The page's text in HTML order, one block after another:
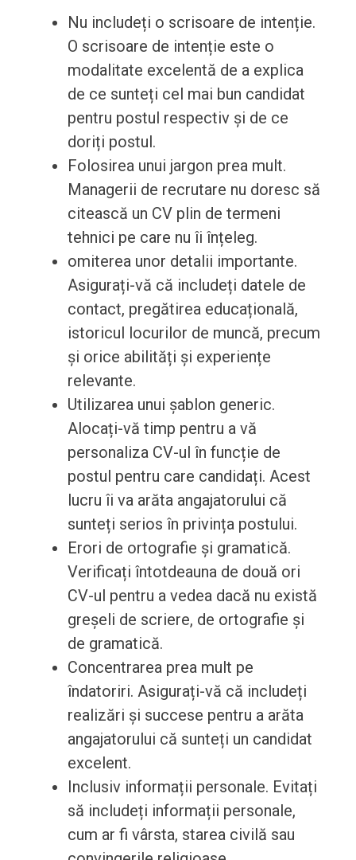
Nu includeți o scrisoare de intenție.
O scrisoare de intenție este o
modalitate excelentă de a explica
de ce sunteți cel mai bun candidat
pentru postul respectiv și de ce
doriți postul.
Folosirea unui jargon prea mult.
Managerii de recrutare nu doresc să
citească un CV plin de termeni
tehnici pe care nu îi înțeleg.
omiterea unor detalii importante.
Asigurați-vă că includeți datele de
contact, pregătirea educațională,
istoricul locurilor de muncă, precum
și orice abilități și experiențe
relevante.
Utilizarea unui șablon generic.
Alocați-vă timp pentru a vă
personaliza CV-ul în funcție de
postul pentru care candidați. Acest
lucru îi va arăta angajatorului că
sunteți serios în privința postului.
Erori de ortografie și gramatică.
Verificați întotdeauna de două ori
CV-ul pentru a vedea dacă nu există
greșeli de scriere, de ortografie și
de gramatică.
Concentrarea prea mult pe
îndatoriri. Asigurați-vă că includeți
realizări și succese pentru a arăta
angajatorului că sunteți un candidat
excelent.
Inclusiv informații personale. Evitați
să includeți informații personale,
cum ar fi vârsta, starea civilă sau